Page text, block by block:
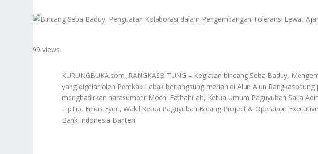
99 views
KURUNGBUKA.com, RANGKASBITUNG – Kegiatan bincang Seba Baduy,
yang digelar oleh Pemkab Lebak berlangsung meriah di Alun Alun
menghadirkan narasumber Moch. Fathahillah, Ketua Umum Paguyuban Saija
TipTip, Emas Fyqri, Wakil Ketua Paguyuban Bidang Project & Operation
Bank Indonesia Banten.